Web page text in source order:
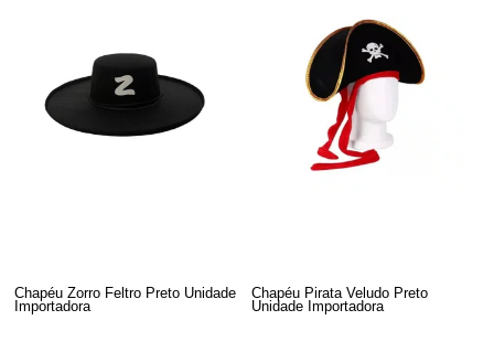
Chapéu Zorro Feltro Preto Unidade
Importadora
Chapéu Pirata Veludo Preto
Unidade Importadora